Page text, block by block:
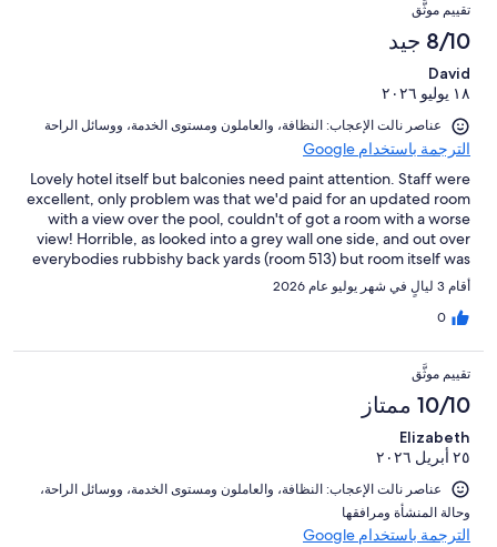
تقييم موثَّق
8/10 جيد
David
١٨ يوليو ٢٠٢٦
عناصر نالت الإعجاب: ⁦النظافة⁩، و⁦العاملون ومستوى الخدمة⁩، و⁦وسائل الراحة⁩
الترجمة باستخدام Google
Lovely hotel itself but balconies need paint attention. Staff were
excellent, only problem was that we'd paid for an updated room
with a view over the pool, couldn't of got a room with a worse
view! Horrible, as looked into a grey wall one side, and out over
everybodies rubbishy back yards (room 513) but room itself was
great,and just a short walk to cruise ship terminal, .would stay
again
أقام 3 ليالٍ في شهر يوليو عام 2026
0
تقييم موثَّق
10/10 ممتاز
Elizabeth
٢٥ أبريل ٢٠٢٦
عناصر نالت الإعجاب: ⁦النظافة⁩، و⁦العاملون ومستوى الخدمة⁩، و⁦وسائل الراحة⁩،
و⁦حالة المنشأة ومرافقها⁩
الترجمة باستخدام Google